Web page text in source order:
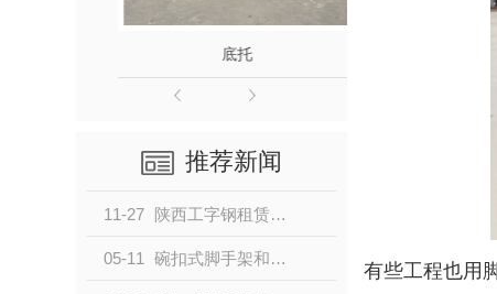
底托
推荐新闻
11-27 陕西工字钢租赁全攻略：如何选择可靠厂家与优化项目成本
05-11 碗扣式脚手架和扣件式脚手架优缺点对比
有些工程也用